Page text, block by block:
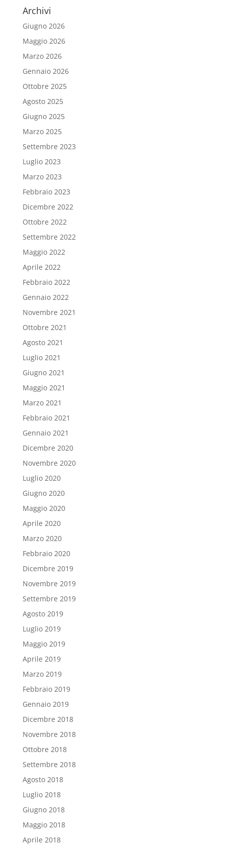
Archivi
Giugno 2026
Maggio 2026
Marzo 2026
Gennaio 2026
Ottobre 2025
Agosto 2025
Giugno 2025
Marzo 2025
Settembre 2023
Luglio 2023
Marzo 2023
Febbraio 2023
Dicembre 2022
Ottobre 2022
Settembre 2022
Maggio 2022
Aprile 2022
Febbraio 2022
Gennaio 2022
Novembre 2021
Ottobre 2021
Agosto 2021
Luglio 2021
Giugno 2021
Maggio 2021
Marzo 2021
Febbraio 2021
Gennaio 2021
Dicembre 2020
Novembre 2020
Luglio 2020
Giugno 2020
Maggio 2020
Aprile 2020
Marzo 2020
Febbraio 2020
Dicembre 2019
Novembre 2019
Settembre 2019
Agosto 2019
Luglio 2019
Maggio 2019
Aprile 2019
Marzo 2019
Febbraio 2019
Gennaio 2019
Dicembre 2018
Novembre 2018
Ottobre 2018
Settembre 2018
Agosto 2018
Luglio 2018
Giugno 2018
Maggio 2018
Aprile 2018